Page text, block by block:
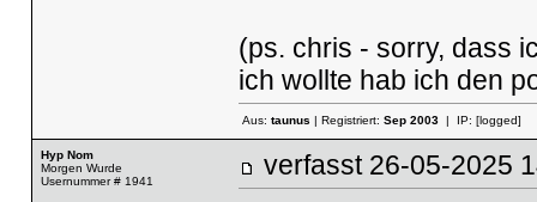
(ps. chris - sorry, dass
ich wollte hab ich den
Aus: taunus | Registriert: Sep 2003| IP: [logged]
Hyp Nom
Morgen Wurde
Usernummer # 1941
verfasst 26-05-